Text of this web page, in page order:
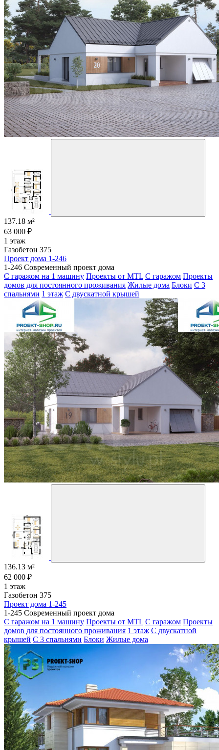
137.18 м²
63 000 ₽
1 этаж
Газобетон 375
Проект дома 1-246
1-246 Современный проект дома
С гаражом на 1 машину Проекты от MTL С гаражом Проекты
домов для постоянного проживания Жилые дома Блоки С 3
спальнями 1 этаж С двускатной крышей
136.13 м²
62 000 ₽
1 этаж
Газобетон 375
Проект дома 1-245
1-245 Современный проект дома
С гаражом на 1 машину Проекты от MTL С гаражом Проекты
домов для постоянного проживания 1 этаж С двускатной
крышей С 3 спальнями Блоки Жилые дома